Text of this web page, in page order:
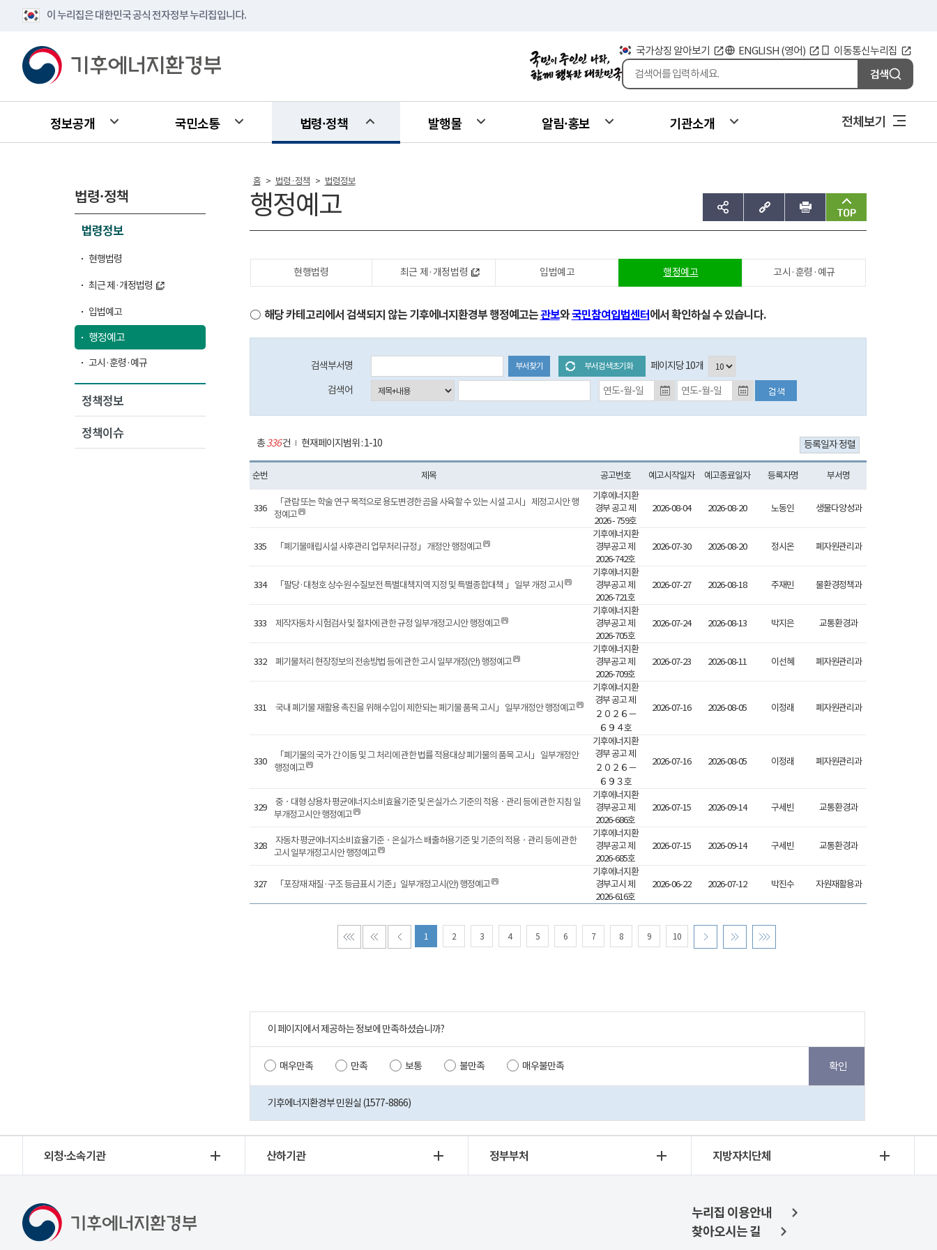
이 누리집은 대한민국 공식 전자정부 누리집입니다.
국가상징 알아보기 ENGLISH (영어) 이동통신누리집
검색
정보공개 국민소통 법령·정책 발행물 알림·홍보 기관소개 전체보기
법령·정책
법령정보
현행법령
최근 제·개정법령
입법예고
행정예고
고시·훈령·예규
정책정보
정책이슈
홈 > 법령·정책 > 법령정보
행정예고 sns공유하기 주소복사 인쇄 맨위로
현행법령 최근 제·개정법령 입법예고 행정예고 고시·훈령·예규
○ 해당 카테고리에서 검색되지 않는 기후에너지환경부 행정예고는관보와국민참여입법센터에서 확인하실 수 있습니다.
검색부서명 부서찾기 부서검색초기화
페이지당 10개
검색어
등록일자 검색 시작일 (입력예시:2017-01-01) 등록일자 검색 종료일 (입력예시:2017-01-01)
총336건 현재페이지범위 : 1-10
순번 제목 공고번호 예고시작일자 예고종료일자 등록자명 부서명
336
「관람 또는 학술 연구 목적으로 용도변경한 곰을 사육할 수 있는 시설 고시」 제정고시안 행
정예고
기후에너지환
경부 공고 제
2026 - 759호
2026-08-04 2026-08-20 노동인 생물다양성과
335 「폐기물매립시설 사후관리 업무처리규정」 개정안 행정예고
기후에너지환
경부공고 제
2026-742호
2026-07-30 2026-08-20 정시온 폐자원관리과
334 「팔당·대청호 상수원 수질보전 특별대책지역 지정 및 특별종합대책 」 일부 개정 고시
기후에너지환
경부공고 제
2026-721호
2026-07-27 2026-08-18 주재민 물환경정책과
333 제작자동차 시험검사 및 절차에 관한 규정 일부개정고시안 행정예고
기후에너지환
경부공고 제
2026-705호
2026-07-24 2026-08-13 박지은 교통환경과
332 폐기물처리 현장정보의 전송방법 등에 관한 고시 일부개정(안) 행정예고
기후에너지환
경부공고 제
2026-709호
2026-07-23 2026-08-11 이선혜 폐자원관리과
331 국내 폐기물 재활용 촉진을 위해 수입이 제한되는 폐기물 품목 고시」 일부개정안 행정예고
기후에너지환
경부 공고 제
２０２６－
６９４호
2026-07-16 2026-08-05 이정래 폐자원관리과
330
「폐기물의 국가 간 이동 및 그 처리에 관한 법률 적용대상 폐기물의 품목 고시」 일부개정안
행정예고
기후에너지환
경부 공고 제
２０２６－
６９３호
2026-07-16 2026-08-05 이정래 폐자원관리과
329
중ㆍ대형 상용차 평균에너지소비효율기준 및 온실가스 기준의 적용ㆍ관리 등에 관한 지침 일
부개정고시안 행정예고
기후에너지환
경부공고 제
2026-686호
2026-07-15 2026-09-14 구세빈 교통환경과
328
자동차 평균에너지소비효율기준ㆍ온실가스 배출허용기준 및 기준의 적용ㆍ관리 등에 관한
고시 일부개정고시안 행정예고
기후에너지환
경부공고 제
2026-685호
2026-07-15 2026-09-14 구세빈 교통환경과
327 「포장재 재질·구조 등급표시 기준」일부개정고시(안) 행정예고
기후에너지환
경부고시 제
2026-616호
2026-06-22 2026-07-12 박진수 자원재활용과
1 2 3 4 5 6 7 8 9 10
이 페이지에서 제공하는 정보에 만족하셨습니까?
매우만족 만족 보통 불만족 매우불만족
기후에너지환경부 민원실 (1577-8866)
외청·소속기관 산하기관 정부부처 지방자치단체
누리집 이용안내
찾아오시는 길